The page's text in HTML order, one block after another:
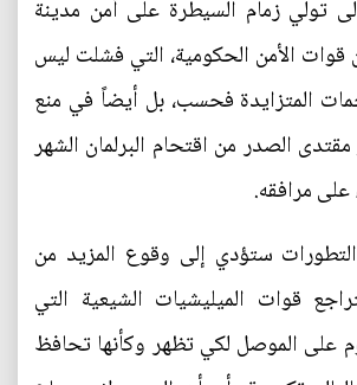
تولي زمام السيطرة على أمن مدينة
قوات الأمن الحكومية، التي فشلت ليس
المتزايدة فحسب، بل أيضاً في منع
الصدر من اقتحام البرلمان الشهر
على مرافقه.
ستؤدي إلى وقوع المزيد من
قوات الميليشيات الشيعية التي
على الموصل لكي تظهر وكأنها تحافظ